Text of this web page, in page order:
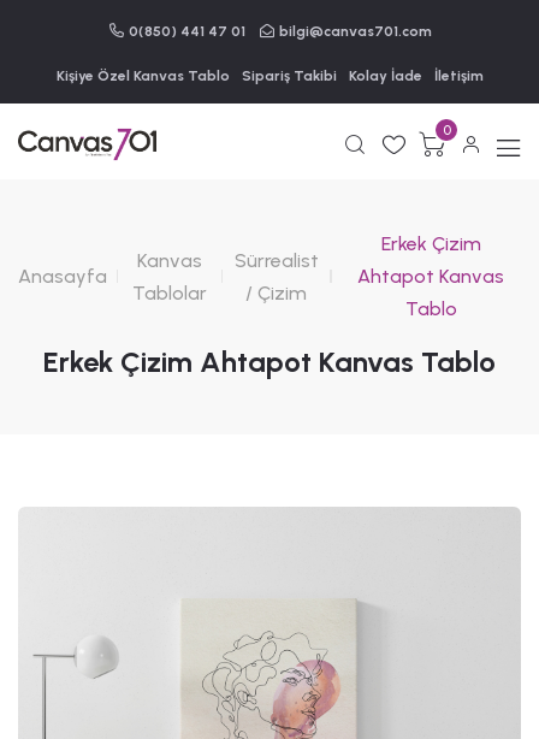
0(850) 441 47 01 bilgi@canvas701.com
Kişiye Özel Kanvas Tablo Sipariş Takibi Kolay İade İletişim
0
Anasayfa
Kanvas
Tablolar
Sürrealist
/ Çizim
Erkek Çizim
Ahtapot Kanvas
Tablo
Erkek Çizim Ahtapot Kanvas Tablo